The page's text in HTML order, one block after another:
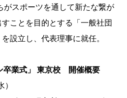
がスポーツを通して新たな繋が
ことを目的とする「一般社団
設立し、代表理事に就任。
業式」 東京校 開催概要
）